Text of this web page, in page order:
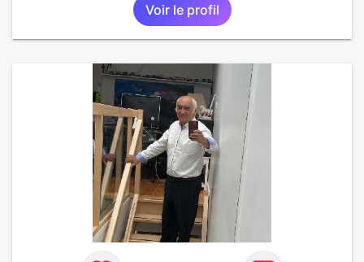
Voir le profil